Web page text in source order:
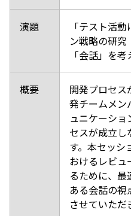
演題
「テスト活
ン戦略の研
「会話」を考
概要
開発プロセス
発チームメン
ュニケーショ
セスが成立し
す。本セッシ
おけるレビュ
るために、
ある会話の視
させていただ